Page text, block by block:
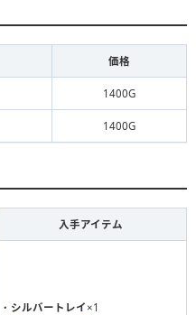
価格
1400G
1400G
入手アイテム
・ シルバートレイ ×1